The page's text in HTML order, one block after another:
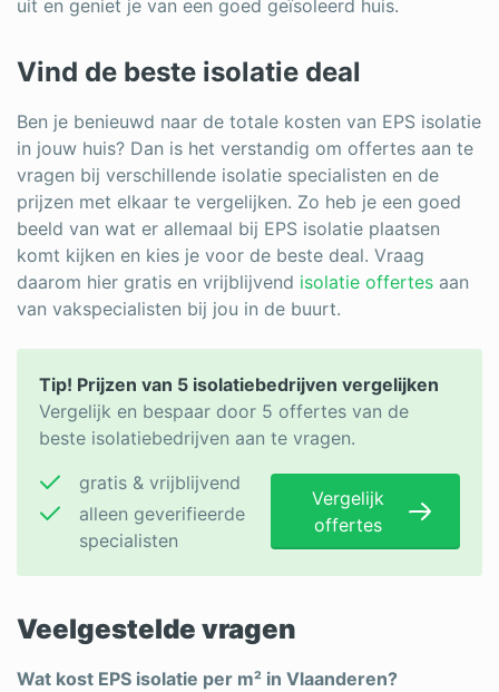
uit en geniet je van een goed geïsoleerd huis.
Vind de beste isolatie deal
Ben je benieuwd naar de totale kosten van EPS isolatie
in jouw huis? Dan is het verstandig om offertes aan te
vragen bij verschillende isolatie specialisten en de
prijzen met elkaar te vergelijken. Zo heb je een goed
beeld van wat er allemaal bij EPS isolatie plaatsen
komt kijken en kies je voor de beste deal. Vraag
daarom hier gratis en vrijblijvend isolatie offertes aan
van vakspecialisten bij jou in de buurt.
Tip! Prijzen van 5 isolatiebedrijven vergelijken
Vergelijk en bespaar door 5 offertes van de
beste isolatiebedrijven aan te vragen.
gratis & vrijblijvend
alleen geverifieerde
specialisten
Vergelijk
offertes
Veelgestelde vragen
Wat kost EPS isolatie per m² in Vlaanderen?